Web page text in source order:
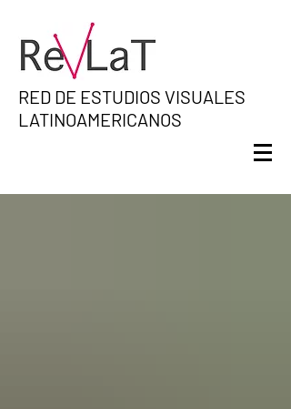
RED DE ESTUDIOS VISUALES
LATINOAMERICANOS